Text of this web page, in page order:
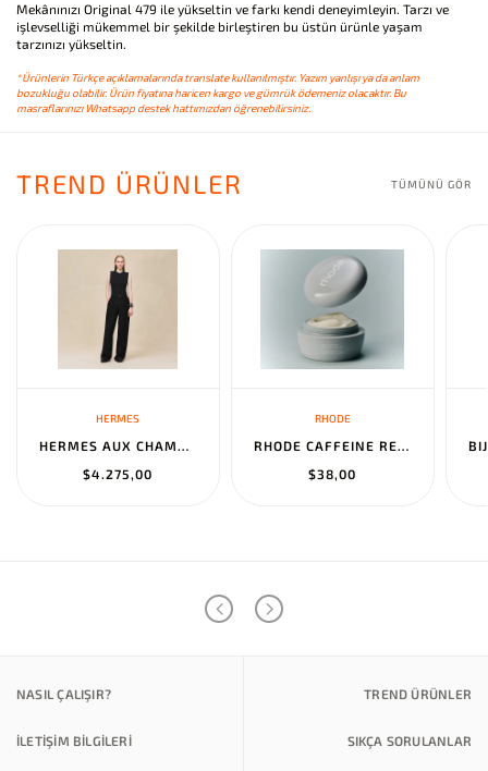
Mekânınızı Original 479 ile yükseltin ve farkı kendi deneyimleyin. Tarzı ve
işlevselliği mükemmel bir şekilde birleştiren bu üstün ürünle yaşam
tarzınızı yükseltin.
*Ürünlerin Türkçe açıklamalarında translate kullanılmıştır. Yazım yanlışı ya da anlam
bozukluğu olabilir. Ürün fiyatına haricen kargo ve gümrük ödemeniz olacaktır. Bu
masraflarınızı Whatsapp destek hattımızdan öğrenebilirsiniz.
TREND ÜRÜNLER TÜMÜNÜ GÖR
HERMES
HERMES AUX CHAMPS EN FLEURS" PANTS NOIR
$4.275,00
RHODE
RHODE CAFFEINE RESET SCULPTING CREAM MASK
$38,00
NASIL ÇALIŞIR? TREND ÜRÜNLER
İLETİŞİM BİLGİLERİ SIKÇA SORULANLAR